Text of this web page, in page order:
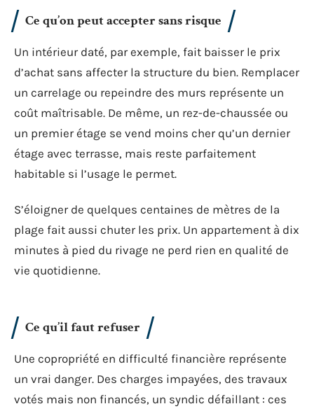
Ce qu’on peut accepter sans risque
Un intérieur daté, par exemple, fait baisser le prix
d’achat sans affecter la structure du bien. Remplacer
un carrelage ou repeindre des murs représente un
coût maîtrisable. De même, un rez-de-chaussée ou
un premier étage se vend moins cher qu’un dernier
étage avec terrasse, mais reste parfaitement
habitable si l’usage le permet.
S’éloigner de quelques centaines de mètres de la
plage fait aussi chuter les prix. Un appartement à dix
minutes à pied du rivage ne perd rien en qualité de
vie quotidienne.
Ce qu’il faut refuser
Une copropriété en difficulté financière représente
un vrai danger. Des charges impayées, des travaux
votés mais non financés, un syndic défaillant : ces